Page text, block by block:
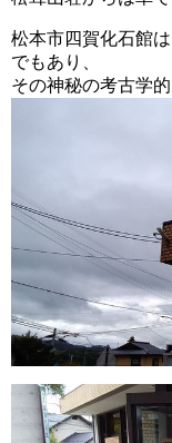
松本市四賀化石館
でもあり、
その神秘の考古学